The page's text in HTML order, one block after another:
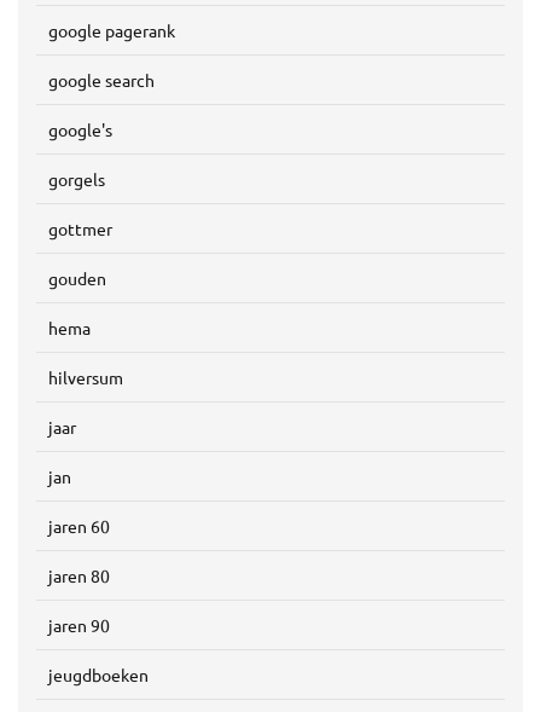
google pagerank
google search
google's
gorgels
gottmer
gouden
hema
hilversum
jaar
jan
jaren 60
jaren 80
jaren 90
jeugdboeken